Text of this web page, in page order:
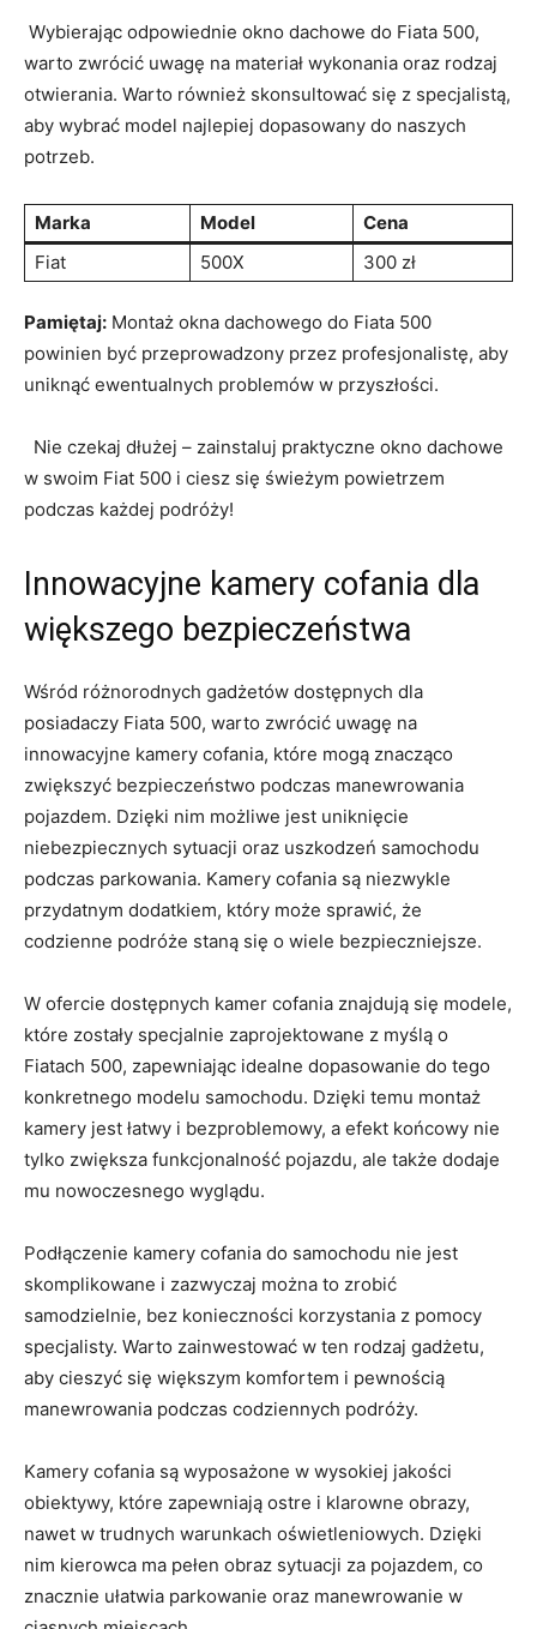
‍ Wybierając ‌odpowiednie⁣ okno dachowe do Fiata 500,
warto zwrócić uwagę na materiał wykonania oraz rodzaj
otwierania. Warto również skonsultować się z‍ specjalistą,
aby wybrać model najlepiej dopasowany do‌ naszych
potrzeb.
Marka Model
Cena
Fiat
500X 300 zł
Pamiętaj: Montaż okna⁤ dachowego do‍ Fiata 500
⁤powinien być przeprowadzony przez ‍profesjonalistę, aby
uniknąć ewentualnych problemów w przyszłości.
⁣ ⁣ Nie czekaj dłużej – zainstaluj ​praktyczne​ okno ⁣dachowe‍
w swoim Fiat 500 i‌ ciesz się świeżym powietrzem
podczas każdej podróży!
Innowacyjne kamery ⁤cofania dla
większego bezpieczeństwa
Wśród różnorodnych gadżetów⁢ dostępnych dla
‍posiadaczy Fiata 500, warto zwrócić uwagę na
innowacyjne ‍kamery cofania, które mogą znacząco
zwiększyć bezpieczeństwo⁢ podczas manewrowania ​
pojazdem. ⁣Dzięki nim‍ możliwe jest uniknięcie
niebezpiecznych sytuacji ​oraz uszkodzeń‍ samochodu
podczas parkowania. Kamery cofania są niezwykle
przydatnym dodatkiem, który ⁣może sprawić, że
codzienne ⁣podróże staną się o wiele​ bezpieczniejsze.
W ofercie dostępnych kamer ⁤cofania ‌znajdują ⁣się modele,
które zostały specjalnie ⁢zaprojektowane z myślą ‍o
Fiatach 500, ⁢zapewniając idealne​ dopasowanie do tego
konkretnego modelu samochodu. ‌Dzięki temu montaż⁢
kamery jest łatwy i ​bezproblemowy,⁣ a efekt końcowy nie
tylko zwiększa funkcjonalność ⁢pojazdu, ale​ także dodaje
mu nowoczesnego wyglądu.
Podłączenie kamery cofania⁢ do⁤ samochodu nie jest‌
skomplikowane i zazwyczaj można⁤ to‍ zrobić⁣
samodzielnie, bez‍ konieczności korzystania z pomocy
specjalisty. Warto zainwestować ⁢w ⁤ten⁤ rodzaj⁣ gadżetu,
⁤aby cieszyć⁣ się‍ większym⁣ komfortem i pewnością
⁤manewrowania podczas codziennych podróży.
Kamery cofania są wyposażone⁣ w wysokiej jakości
obiektywy, ⁤które ⁤zapewniają ostre i klarowne ⁣obrazy,
nawet w ‌trudnych‍ warunkach oświetleniowych. Dzięki
nim kierowca ma pełen ⁢obraz sytuacji za pojazdem, co
znacznie ułatwia parkowanie oraz​ manewrowanie w⁣